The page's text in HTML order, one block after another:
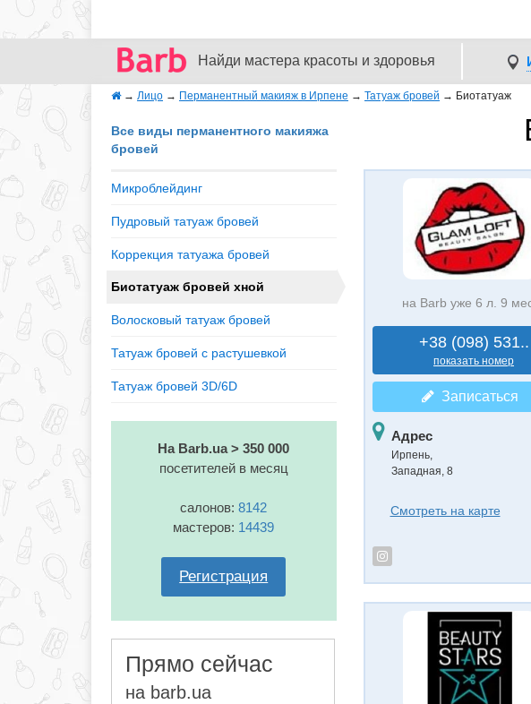
Найди мастера красоты и здоровья
→ Лицо → Перманентный макияж в Ирпене → Татуаж бровей → Биотатуаж
Все виды перманентного макияжа
бровей
Микроблейдинг
Пудровый татуаж бровей
Коррекция татуажа бровей
Биотатуаж бровей хной
Волосковый татуаж бровей
Татуаж бровей с растушевкой
Татуаж бровей 3D/6D
На Barb.ua > 350 000
посетителей в месяц
салонов:8142
мастеров: 14439
Регистрация
Прямо сейчас
на barb.ua
на Barb уже 6 л. 9
+38 (098) 531..
показать номер
Записаться
Адрес
Ирпень,
Западная, 8
Смотреть на карте